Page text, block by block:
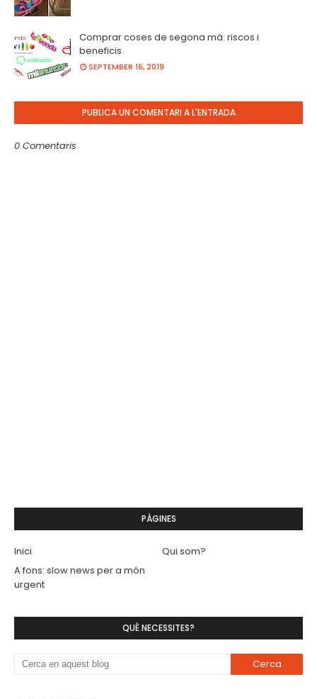
Comprar coses de segona mà: riscos i
beneficis
SEPTEMBER 16, 2019
PUBLICA UN COMENTARI A L'ENTRADA
0 Comentaris
PÀGINES
Inici
Qui som?
A fons: slow news per a món
urgent
QUÈ NECESSITES?